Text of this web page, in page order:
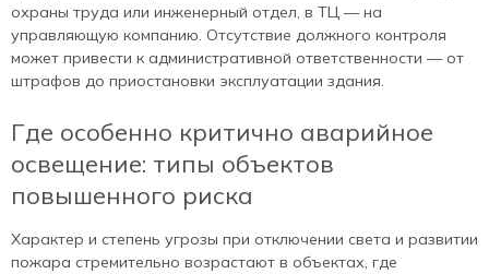
охраны труда или инженерный отдел, в ТЦ — на
управляющую компанию. Отсутствие должного контроля
может привести к административной ответственности — от
штрафов до приостановки эксплуатации здания.
Где особенно критично аварийное
освещение: типы объектов
повышенного риска
Характер и степень угрозы при отключении света и развитии
пожара стремительно возрастают в объектах, где